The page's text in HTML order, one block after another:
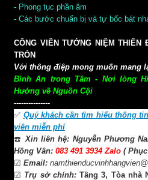
- Phong tục phần âm
- Các bước chuẩn bị và tự bốc bát
CÔNG VIÊN TƯỞNG NIỆM THIÊN
TRÒN
Với thông điệp mong muốn mang
Bình An trong Tâm - Nơi lòng
Hướng về Nguồn Cội
---------------
✅ Quý khách cần tìm hiểu thông
viên miễn phí
☎️ Xin liên hệ: Nguyễn Phương
Hồng Vân: 083 491 3934 Zalo (
☑ Email:
☑ Trụ sở chính: Tầng 3, Tòa nhà